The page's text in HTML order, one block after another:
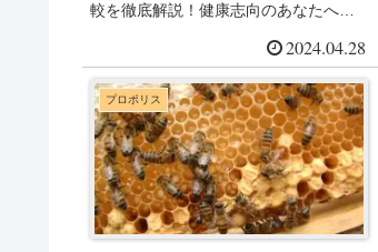
較を徹底解説！健康志向のあなたへプ
ロポリスと蜂蜜の真実を徹底解剖！効
果・効能、選び方、比較を詳しく解説
しました。自分に合った健康食品を見
つけましょう。
2024.04.28
プロポリス